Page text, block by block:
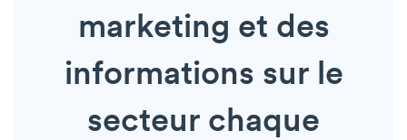
marketing et des
informations sur le
secteur chaque